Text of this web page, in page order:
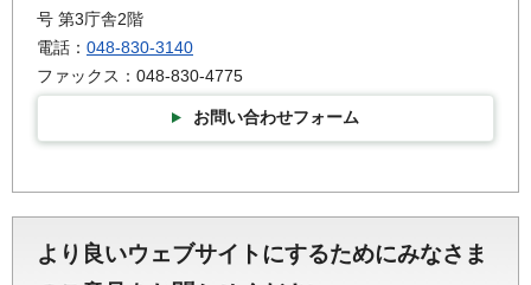
号 第3庁舎2階
電話： 048-830-3140
ファックス：048-830-4775
お問い合わせフォーム
より良いウェブサイトにするためにみなさま